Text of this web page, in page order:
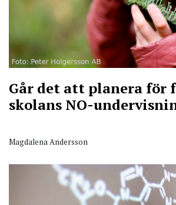
Går det att planera för
skolans NO-
Magdalena Andersson